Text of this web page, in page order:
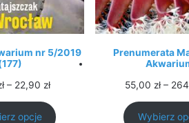
nr 5/2019
– 22,90 złZakres
od
opcje
Prenumerata
55,00 zł –
Wybierz